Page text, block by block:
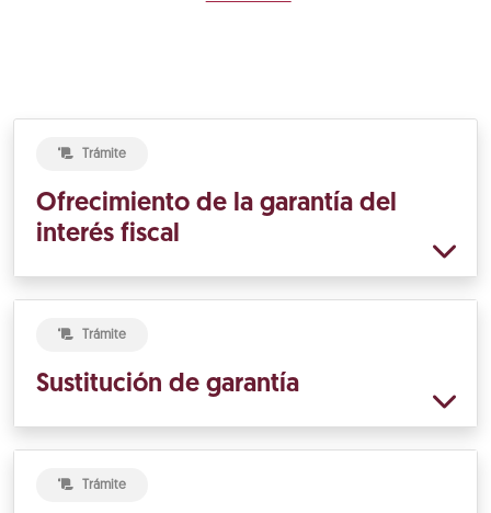
Trámite
Ofrecimiento de la garantía del
interés fiscal
Trámite
Sustitución de garantía
Trámite